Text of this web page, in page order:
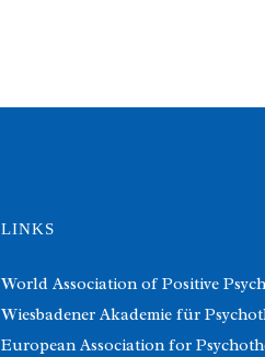
LINKS
World Association of Positive
Wiesbadener Akademie für
European Association for